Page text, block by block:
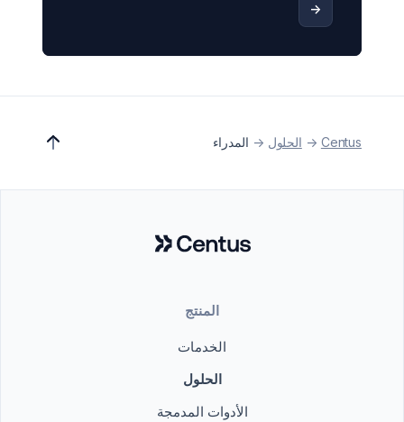
->
Centus
-> الحلول -> المدراء
المنتج
الخدمات
الحلول
الأدوات المدمجة